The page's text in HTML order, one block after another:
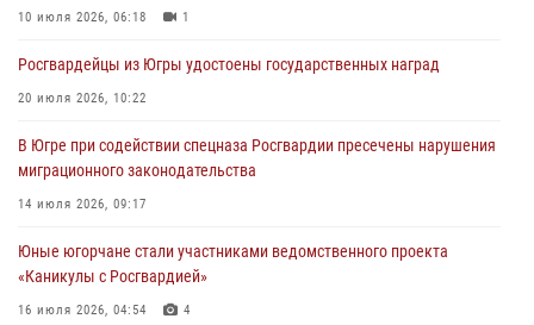
память генерала армии Ивана Кирилловича Яковлева
В Югре при силовой поддержке ОМОН Росгвардии задержаны
06 августа 2026, 09:07 2 1
Урайский отдел вневедомственной охраны Росгвардии отмечает
05 августа 2026, 12:01 3
10 июля 2026, 06:18 1
Росгвардейцы из Югры удостоены государственных наград
20 июля 2026, 10:22
В Югре при содействии спецназа Росгвардии пресечены нарушения
миграционного законодательства
14 июля 2026, 09:17
Юные югорчане стали участниками ведомственного проекта
«Каникулы с Росгвардией»
16 июля 2026, 04:54 4